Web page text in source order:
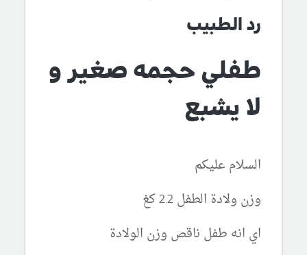
رد الطبيب
طفلي حجمه صغير و
لا يشبع
السلام عليكم
وزن ولادة الطفل 2.2 كغ
اي انه طفل ناقص وزن الولادة